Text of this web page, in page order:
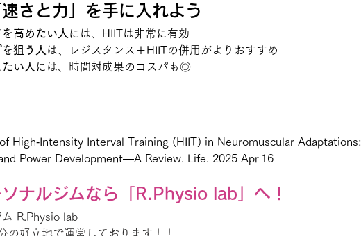
さと力」を手に入れよう
高めたい人 には、HIITは非常に有効
狙う人 は、レジスタンス＋HIITの併用がよりおすすめ
い人 には、時間対成果のコスパも◎
High‑Intensity Interval Training (HIIT) in Neuromuscular Adaptations:
Power Development—A Review. Life. 2025 Apr 16
ナルジムなら「R.Physio lab」へ！
R.Physio lab
の好立地で運営しております！！